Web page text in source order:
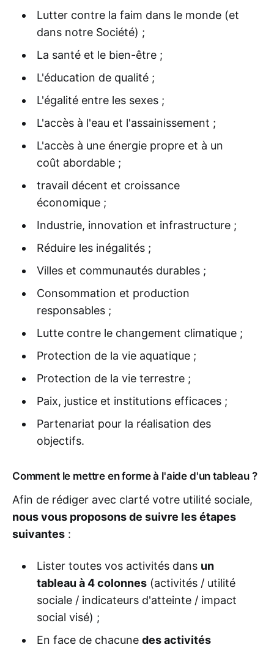
Lutter contre la faim dans le monde (et
dans notre Société) ;
La santé et le bien-être ;
L'éducation de qualité ;
L'égalité entre les sexes ;
L'accès à l'eau et l'assainissement ;
L'accès à une énergie propre et à un
coût abordable ;
travail décent et croissance
économique ;
Industrie, innovation et infrastructure ;
Réduire les inégalités ;
Villes et communautés durables ;
Consommation et production
responsables ;
Lutte contre le changement climatique ;
Protection de la vie aquatique ;
Protection de la vie terrestre ;
Paix, justice et institutions efficaces ;
Partenariat pour la réalisation des
objectifs.
Comment le mettre en forme à l'aide d'un tableau ?
Afin de rédiger avec clarté votre utilité sociale,
nous vous proposons de suivre les étapes
suivantes :
Lister toutes vos activités dans un
tableau à 4 colonnes(activités / utilité
sociale / indicateurs d'atteinte / impact
social visé) ;
En face de chacune des activités